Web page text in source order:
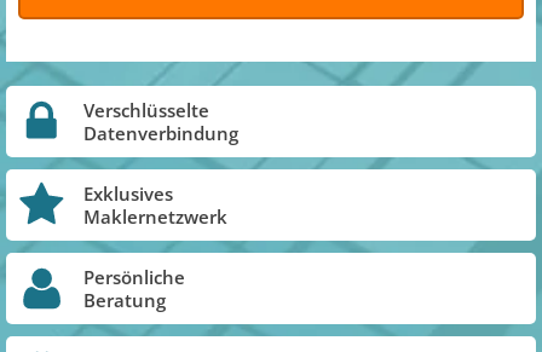
Verschlüsselte
Datenverbindung
Exklusives
Maklernetzwerk
Persönliche
Beratung